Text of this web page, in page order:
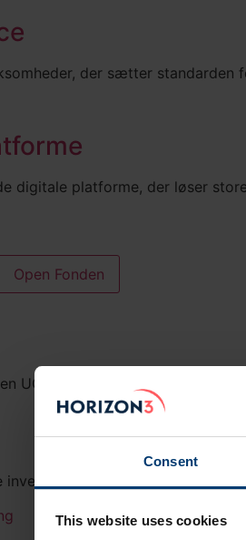
Consent
This website uses cookies
der sætter standarden
digitale platforme, der løser
Open Fonden
UCITS Horizon3 Innovation,
en udloddende og